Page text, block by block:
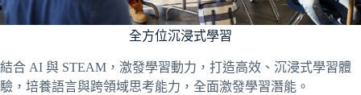
全方位沉浸式學習
結合 AI 與 STEAM，激發學習動力，打造高效、沉浸式學習體
驗，培養語言與跨領域思考能力，全面激發學習潛能。